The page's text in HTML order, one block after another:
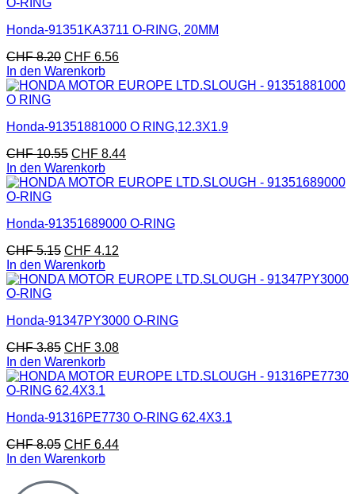
Honda-91351KA3711 O-RING, 20MM
CHF8.20 CHF 6.56
In den Warenkorb
Honda-91351881000 O RING,12.3X1.9
CHF10.55 CHF 8.44
In den Warenkorb
Honda-91351689000 O-RING
CHF5.15 CHF 4.12
In den Warenkorb
Honda-91347PY3000 O-RING
CHF3.85 CHF 3.08
In den Warenkorb
Honda-91316PE7730 O-RING 62.4X3.1
CHF8.05 CHF 6.44
In den Warenkorb